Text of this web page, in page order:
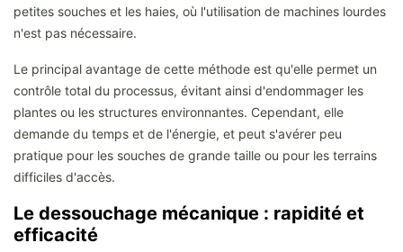
petites souches et les haies, où l'utilisation de machines lourdes
n'est pas nécessaire.
Le principal avantage de cette méthode est qu'elle permet un
contrôle total du processus, évitant ainsi d'endommager les
plantes ou les structures environnantes. Cependant, elle
demande du temps et de l'énergie, et peut s'avérer peu
pratique pour les souches de grande taille ou pour les terrains
difficiles d'accès.
Le dessouchage mécanique : rapidité et
efficacité